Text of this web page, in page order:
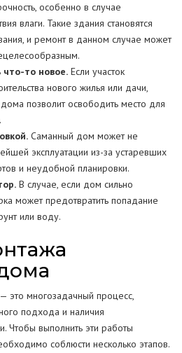
особенно в случае
влаги. Такие здания становятся
и ремонт в данном случае может
то новое. Если участок
нового жилья или дачи,
позволит освободить место для
Саманный дом может не
эксплуатации из-за устаревших
и неудобной планировки.
В случае, если дом сильно
может предотвратить попадание
или воду.
это многозадачный процесс,
подхода и наличия
Чтобы выполнить эти работы
соблюсти несколько этапов.